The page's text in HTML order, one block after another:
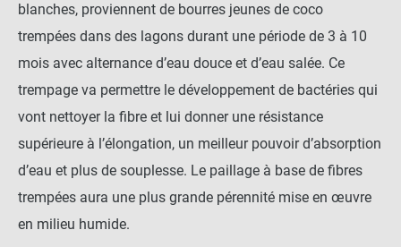
blanches, proviennent de bourres jeunes de coco
trempées dans des lagons durant une période de 3 à 10
mois avec alternance d’eau douce et d’eau salée. Ce
trempage va permettre le développement de bactéries qui
vont nettoyer la fibre et lui donner une résistance
supérieure à l’élongation, un meilleur pouvoir d’absorption
d’eau et plus de souplesse. Le paillage à base de fibres
trempées aura une plus grande pérennité mise en œuvre
en milieu humide.